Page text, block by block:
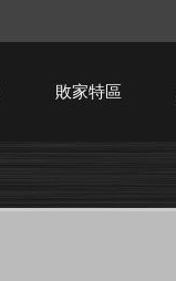
敗家特區